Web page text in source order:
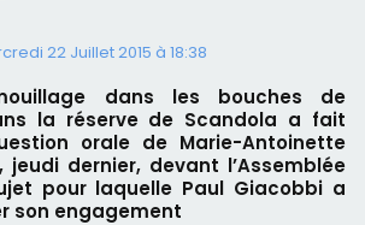
22 Juillet 2015 à 18:38
dans les bouches de
la réserve de Scandola a fait
orale de Marie-Antoinette
jeudi dernier, devant l’Assemblée
pour laquelle Paul Giacobbi a
son engagement